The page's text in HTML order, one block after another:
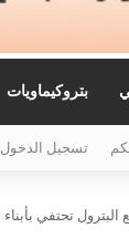
بتروكيماويات
تسجيل الدخول
تحتفي بأبناء